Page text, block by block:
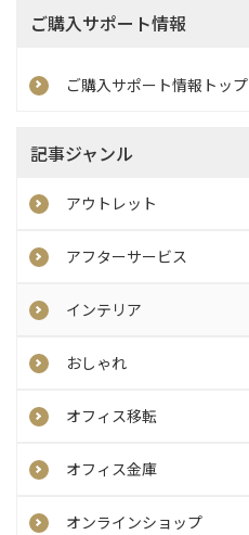
ご購入サポート情報
ご購入サポート情報トップ
記事ジャンル
アウトレット
アフターサービス
インテリア
おしゃれ
オフィス移転
オフィス金庫
オンラインショップ